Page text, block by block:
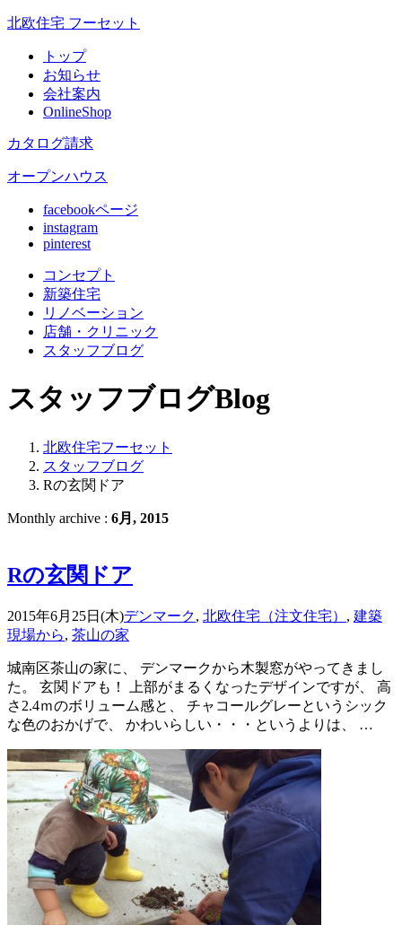
北欧住宅 フーセット
トップ
お知らせ
会社案内
OnlineShop
カタログ請求
オープンハウス
facebookページ
instagram
pinterest
コンセプト
新築住宅
リノベーション
店舗 ・クリニック
スタッフブログ
スタッフブログBlog
北欧住宅フーセット
スタッフブログ
Rの玄関ドア
Monthly archive : 6月, 2015
Rの玄関ドア
2015年6月25日(木)デンマーク, 北欧住宅（注文住宅） , 建築
現場から, 茶山の家
城南区茶山の家に、 デンマークから木製窓がやってきまし
た。 玄関ドアも！ 上部がまるくなったデザインですが、 高
さ2.4ｍのボリューム感と、 チャコールグレーというシック
な色のおかげで、 かわいらしい・・・というよりは、 …